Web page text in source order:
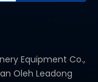
Equipment Co.,
Oleh Leadong